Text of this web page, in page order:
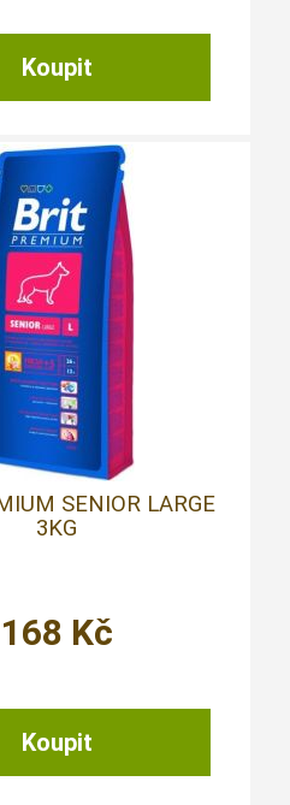
SENIOR LARGE
3KG
168 Kč